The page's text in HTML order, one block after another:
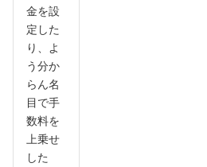
金を設
定した
り、よ
う分か
らん名
目で手
数料を
上乗せ
した